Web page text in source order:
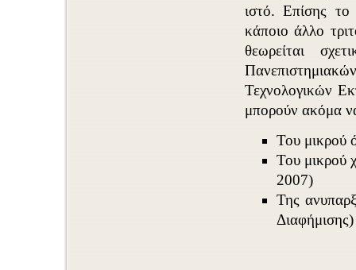
ιστό. Επίσης
κάποιο άλλο
θεωρείται
Τεχνολογικών
μπορούν ακόμα
Του μικρού
Του μικρού
2007)
Της